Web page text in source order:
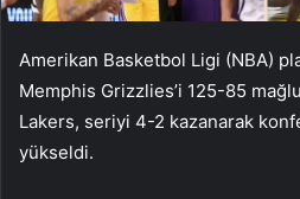
Amerikan Basketbol Ligi (NBA)
Memphis Grizzlies’i 125-85
Lakers, seriyi 4-2 kazanarak
yükseldi.